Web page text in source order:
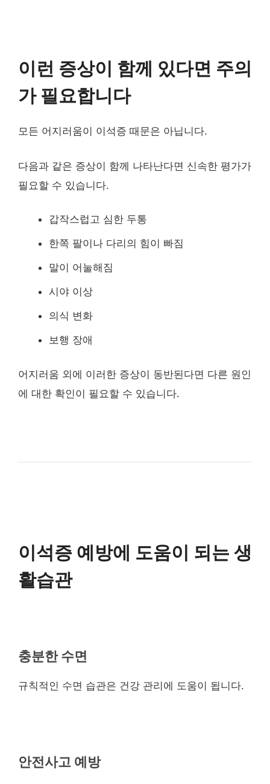
이런 증상이 함께 있다면 주의
가 필요합니다
모든 어지러움이 이석증 때문은 아닙니다.
다음과 같은 증상이 함께 나타난다면 신속한 평가가
필요할 수 있습니다.
갑작스럽고 심한 두통
한쪽 팔이나 다리의 힘이 빠짐
말이 어눌해짐
시야 이상
의식 변화
보행 장애
어지러움 외에 이러한 증상이 동반된다면 다른 원인
에 대한 확인이 필요할 수 있습니다.
이석증 예방에 도움이 되는 생
활습관
충분한 수면
규칙적인 수면 습관은 건강 관리에 도움이 됩니다.
안전사고 예방